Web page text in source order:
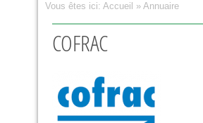
Vous êtes ici: Accueil » Annuaire
COFRAC